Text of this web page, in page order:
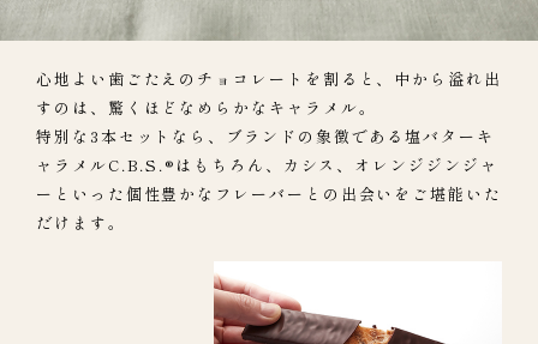
心地よい歯ごたえのチョコレートを割ると、中から溢れ出
すのは、驚くほどなめらかなキャラメル。
特別な3本セットなら、ブランドの象徴である塩バターキ
ャラメルC.B.S.®はもちろん、カシス、オレンジジンジャ
ーといった個性豊かなフレーバーとの出会いをご堪能いた
だけます。